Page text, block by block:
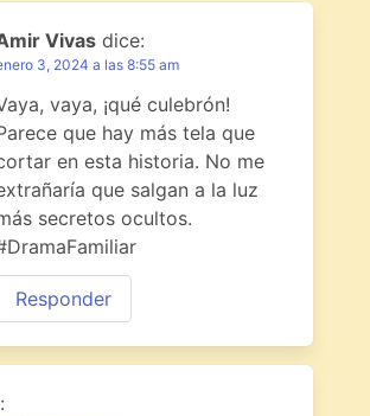
Vivas dice:
3, 2024 a las 8:55 am
vaya, ¡qué culebrón!
que hay más tela que
en esta historia. No me
que salgan a la luz
secretos ocultos.
Responder